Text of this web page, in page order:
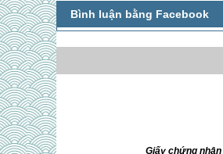
Giấy chứng nhận